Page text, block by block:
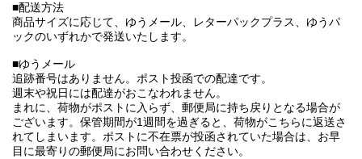
■配送方法
商品サイズに応じて、ゆうメール、レターパックプラス、ゆうパ
ックのいずれかで発送いたします。
■ゆうメール
追跡番号はありません。ポスト投函での配達です。
週末や祝日には配達がおこなわれません。
まれに、荷物がポストに入らず、郵便局に持ち戻りとなる場合が
ございます。保管期間が1週間を過ぎると、荷物がこちらに返送さ
れてしまいます。ポストに不在票が投函されていた場合は、お早
目に最寄りの郵便局にお問い合わせください。